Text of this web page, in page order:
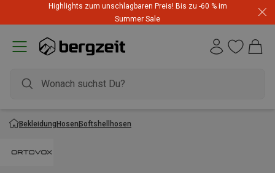
Highlights zum unschlagbaren Preis! Bis zu -60 % im
Summer Sale
BekleidungHosenSoftshellhosen